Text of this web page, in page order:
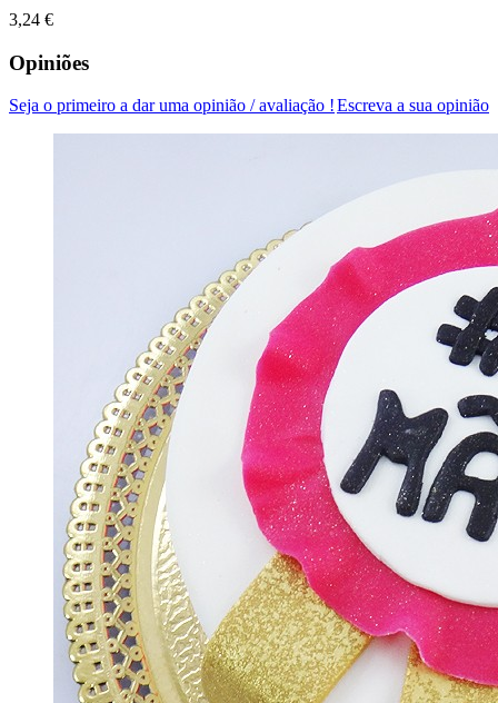
Preço
3,24 €
Opiniões
Escreva a sua opinião
Seja o primeiro a dar uma opinião / avaliação !